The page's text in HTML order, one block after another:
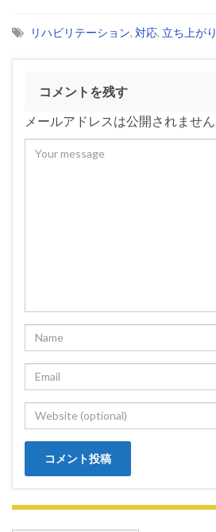
リハビリテーション, 対応, 立ち上がり
コメントを残す
メールアドレスは公開されません